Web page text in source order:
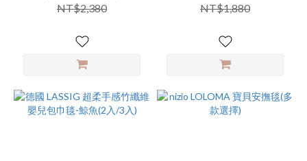
NT$2,380
NT$1,880